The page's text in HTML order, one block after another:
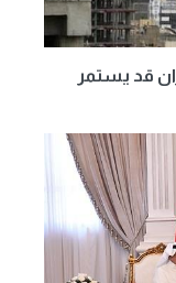
قد يستمر